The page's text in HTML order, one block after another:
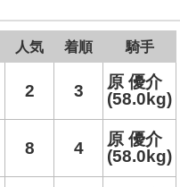
人気 着順 騎手
2 3
原 優介
(58.0kg)
8 4
原 優介
(58.0kg)